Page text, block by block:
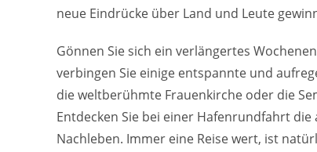
neue Eindrücke über Land und Leute
Gönnen Sie sich ein verlängertes
verbingen Sie einige entspannte und
die weltberühmte Frauenkirche oder die
Entdecken Sie bei einer Hafenrundfahrt
Nachleben. Immer eine Reise wert, ist